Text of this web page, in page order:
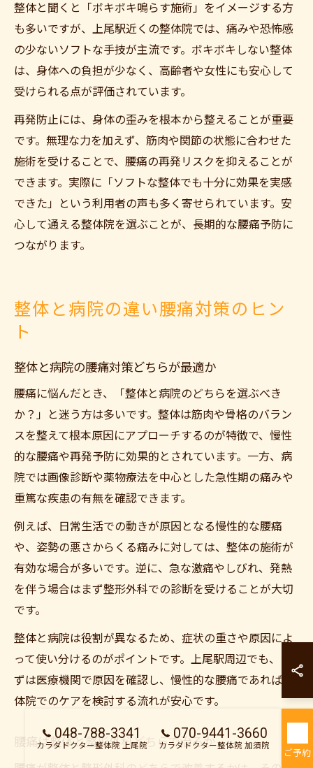
整体と聞くと「ボキボキ鳴らす施術」をイメージする方
も多いですが、上尾駅近くの整体院では、痛みや恐怖感
の少ないソフトな手技が主流です。ボキボキしない整体
は、身体への負担が少なく、高齢者や女性にも安心して
受けられる点が評価されています。
再発防止には、身体の歪みを根本から整えることが重要
です。無理な力を加えず、筋肉や関節の状態に合わせた
施術を受けることで、腰痛の再発リスクを抑えることが
できます。実際に「ソフトな整体でも十分に効果を実感
できた」という利用者の声も多く寄せられています。安
心して通える整体院を選ぶことが、長期的な腰痛予防に
つながります。
整体と病院の違い腰痛対策のヒン
ト
整体と病院の腰痛対策どちらが最適か
腰痛に悩んだとき、「整体と病院のどちらを選ぶべき
か？」と迷う方は多いです。整体は筋肉や骨格のバラン
スを整えて根本原因にアプローチするのが特徴で、慢性
的な腰痛や再発予防に効果的とされています。一方、病
院では画像診断や薬物療法を中心とした急性期の痛みや
重篤な疾患の有無を確認できます。
例えば、日常生活での動きが原因となる慢性的な腰痛
や、姿勢の悪さからくる痛みに対しては、整体の施術が
有効な場合が多いです。逆に、急な激痛やしびれ、発熱
を伴う場合はまず整形外科での診断を受けることが大切
です。
整体と病院は役割が異なるため、症状の重さや原因によ
って使い分けるのがポイントです。上尾駅周辺でも、ま
ずは医療機関で原因を確認し、慢性的な腰痛であれば整
体院でのケアを検討する流れが安心です。
腰痛は整体と整形外科どちらで治るか
048-788-3341
カラダドクター整体院 上尾院
070-9441-3660
カラダドクター整体院 加須院
ご予約
カラダドクター
カラダドクター